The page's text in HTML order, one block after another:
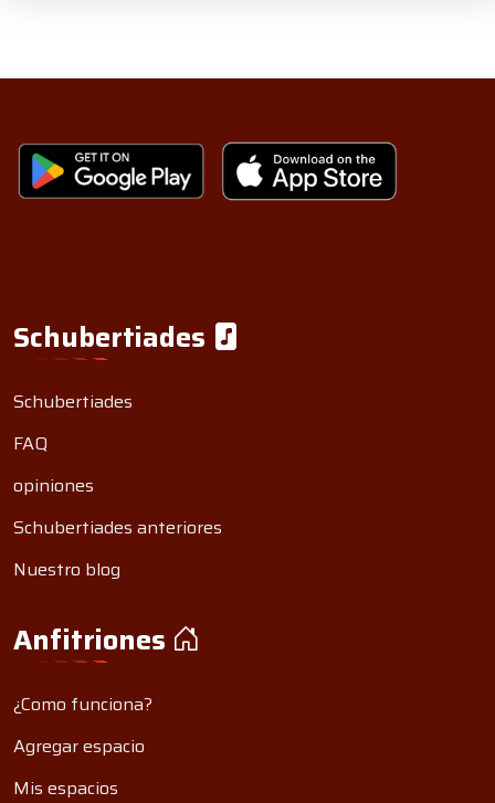
Schubertiades
Schubertiades
FAQ
opiniones
Schubertiades anteriores
Nuestro blog
Anfitriones
¿Como funciona?
Agregar espacio
Mis espacios